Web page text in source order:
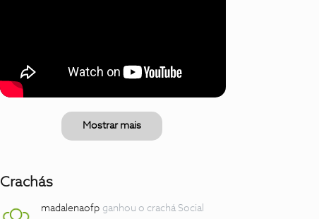
Mostrar mais
Crachás
madalenaofp ganhou o crachá Social